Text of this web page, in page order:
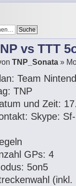
vs TTT
TNP_Sonata »
Team
TNP
und Zeit:
Skype:
GPs: 4
5on5